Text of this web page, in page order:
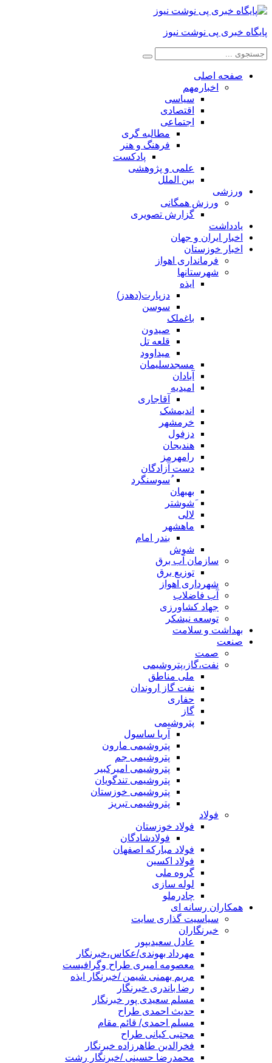
پایگاه خبری پی نوشت نیوز
صفحه اصلی
اخبارمهم
سیاسی
اقتصادی
اجتماعی
مطالبه گری
فرهنگ و هنر
پادکست
علمی و پژوهشی
بین الملل
ورزشی
ورزش همگانی
گزارش تصویری
یادداشت
اخبار ایران و جهان
اخبار خوزستان
فرمانداری اهواز
شهرستانها
ایذه
دزپارت(دهدز)
سوسن
باغملک
صیدون
قلعه تل
میداوود
مسجدسلیمان
آبادان
امیدیه
آقاجاری
اندیمشک
خرمشهر
دزفول
هندیجان
رامهرمز
دست آزادگان
ُسوسنگرد
بهبهان
َشوشتر
لالی
ماهشهر
بندر امام
شوش
سازمان آب برق
توزیع برق
شهرداری اهواز
آب فاضلاب
جهاد کشاورزی
توسعه نیشکر
بهداشت و سلامت
صنعت
صمت
نفت،گاز،پتروشیمی
ملی مناطق
نفت گاز اروندان
حفاری
گاز
پتروشیمی
آریا ساسول
پتروشیمی مارون
پتروشیمی جم
پتروشیمی امیرکبیر
پتروشیمی تندگویان
پتروشیمی خوزستان
پتروشیمی تبریز
فولاد
فولاد خوزستان
فولادشادگان
فولاد مبارکه اصفهان
فولاد اکسین
گروه ملی
لوله سازی
چادرملو
همکاران رسانه ای
سیاسیت گذاری سایت
خبرنگاران
عادل سعیدیپور
مهرداد بهوندی/عکاس،خبرنگار
معصومه امیری طراح وگرافیست
مریم بهمنی شیمن /خبرنگار ایذه
رضا باندری خبرنگار
مسلم سعیدی پور خبرنگار
حدیث احمدی طراح
مسلم احمدی/ قائم مقام
مجتبی کیانی طراح
فخرالدین طاهرزاده خبرنگار
محمدرضا حسینی /خبرنگار رشت